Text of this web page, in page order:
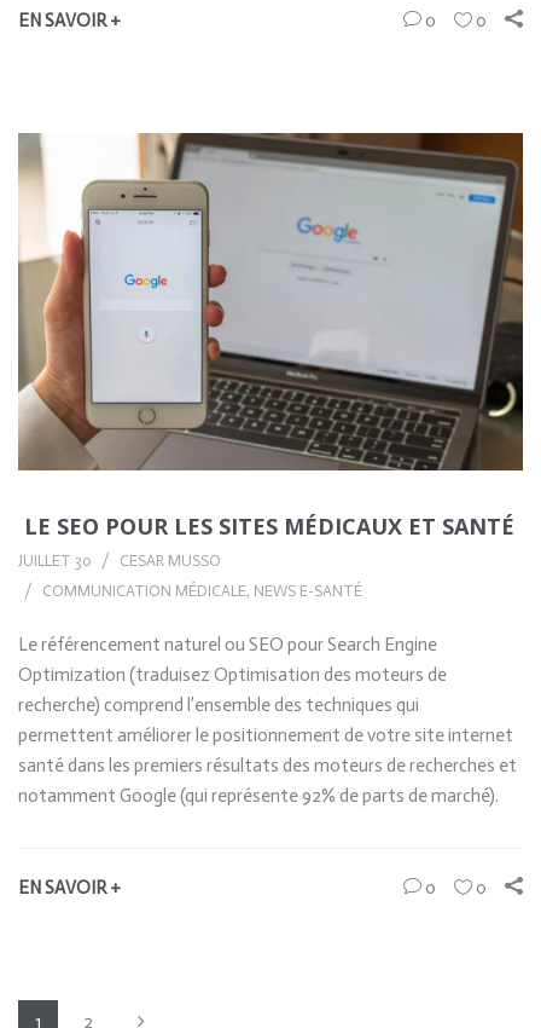
EN SAVOIR + 0 0
LE SEO POUR LES SITES MÉDICAUX ET SANTÉ
JUILLET 30
CESAR MUSSO
COMMUNICATION MÉDICALE, NEWS E-SANTÉ
Le référencement naturel ou SEO pour Search Engine
Optimization (traduisez Optimisation des moteurs de
recherche) comprend l’ensemble des techniques qui
permettent améliorer le positionnement de votre site internet
santé dans les premiers résultats des moteurs de recherches et
notamment Google (qui représente 92% de parts de marché).
EN SAVOIR + 0 0
1 2